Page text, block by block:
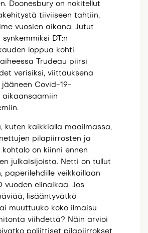
Doonesbury on nokitellut
tiiviiseen tahtiin,
vuosien aikana. Jutut
DT:n
loppua kohti.
Trudeau piirsi
verisiksi, viittauksena
Covid-19-
aikaansaamiin
kuten kaikkialla maailmassa,
pilapiirrosten ja
kohtalo on kiinni ennen
julkaisijoista. Netti on tullut
paperilehdille veikkaillaan
vuoden elinaikaa. Jos
lisääntyvätkö
muuttuuko koko ilmaisu
viihdettä? Näin arvioi
poliittiset pilapiirrokset